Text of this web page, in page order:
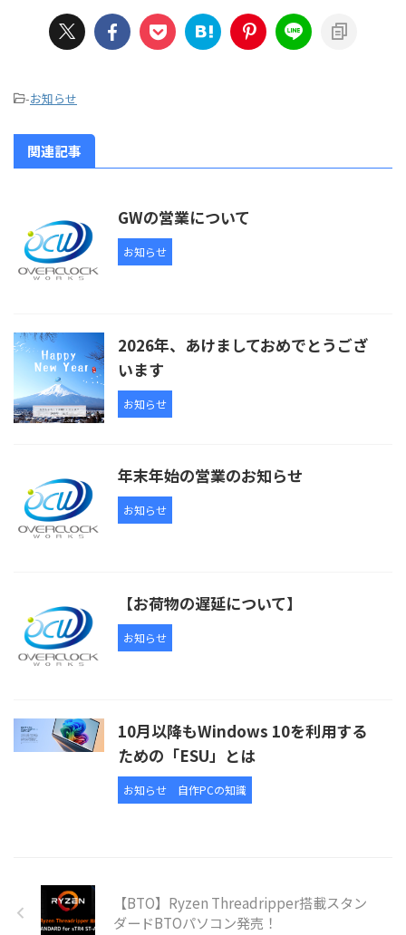
-お知らせ
関連記事
GWの営業について
お知らせ
2026年、あけましておめでとうござ
います
お知らせ
年末年始の営業のお知らせ
お知らせ
【お荷物の遅延について】
お知らせ
10月以降もWindows 10を利用する
ための「ESU」とは
お知らせ 自作PCの知識
【BTO】Ryzen Threadripper搭載スタン
ダードBTOパソコン発売！